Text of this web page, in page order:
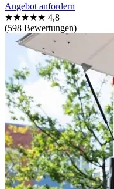
Angebot anfordern
★★★★★ 4,8
(598 Bewertungen)